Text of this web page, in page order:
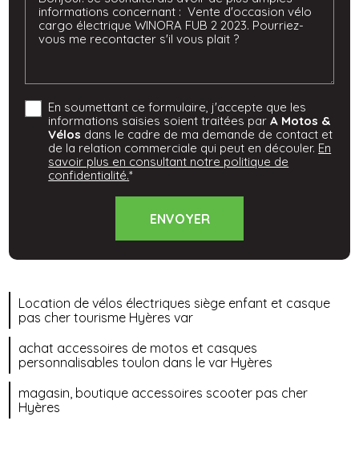
En soumettant ce formulaire, j'accepte que les
informations saisies soient traitées parA Motos &
Vélos dans le cadre de ma demande de contact et
de la relation commerciale qui peut en découler. En
savoir plus en consultant notre politique de
confidentialité.*
Location de vélos électriques siège enfant et casque
pas cher tourisme Hyères var
achat accessoires de motos et casques
personnalisables toulon dans le var Hyères
magasin, boutique accessoires scooter pas cher
Hyères